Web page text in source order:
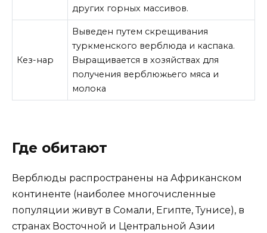
других горных массивов.
Кез-нар
Выведен путем скрещивания
туркменского верблюда и каспака.
Выращивается в хозяйствах для
получения верблюжьего мяса и
молока
Где обитают
Верблюды распространены на Африканском
континенте (наиболее многочисленные
популяции живут в Сомали, Египте, Тунисе), в
странах Восточной и Центральной Азии